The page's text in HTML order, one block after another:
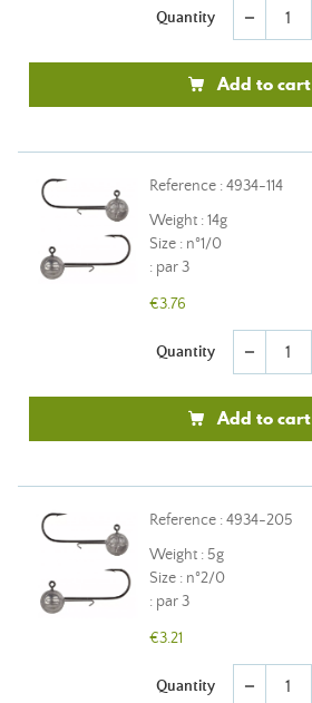
Quantity remove
Add to cart
Reference : 4934-114
Weight : 14g
Size : n°1/0
: par 3
€3.76
Quantity remove
Add to cart
Reference : 4934-205
Weight : 5g
Size : n°2/0
: par 3
€3.21
Quantity remove